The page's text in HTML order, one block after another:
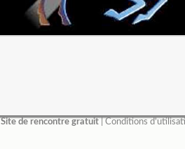
Site de rencontre gratuit| Conditions